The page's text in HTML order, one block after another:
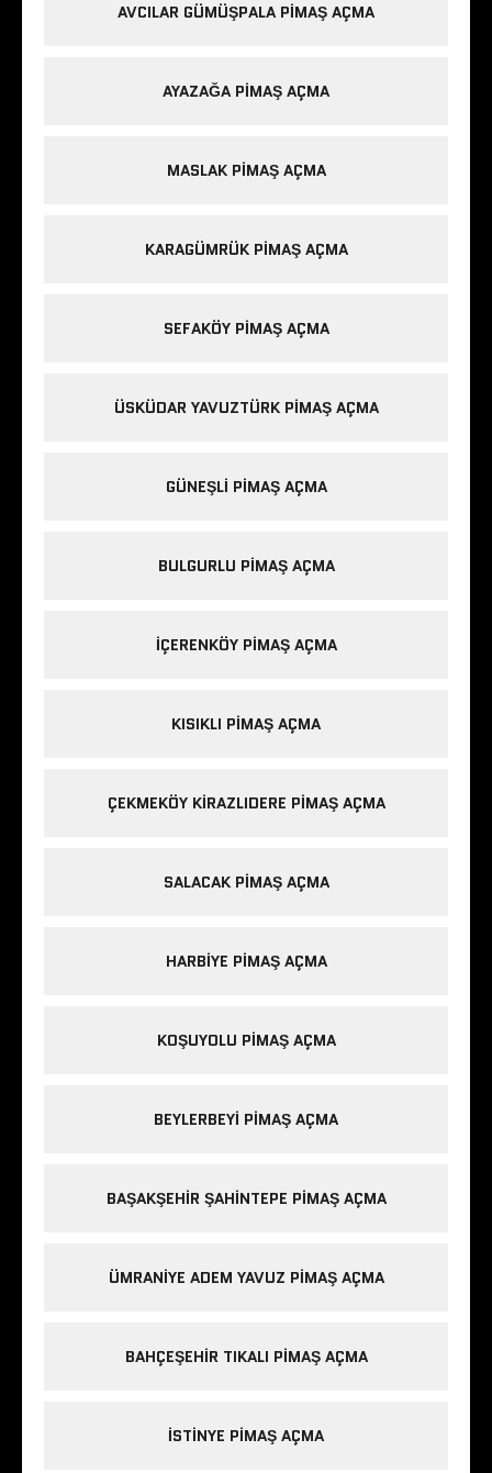
AVCILAR GÜMÜŞPALA PIMAŞ AÇMA
AYAZAĞA PIMAŞ AÇMA
MASLAK PIMAŞ AÇMA
KARAGÜMRÜK PIMAŞ AÇMA
SEFAKÖY PIMAŞ AÇMA
ÜSKÜDAR YAVUZTÜRK PIMAŞ AÇMA
GÜNEŞLI PIMAŞ AÇMA
BULGURLU PIMAŞ AÇMA
IÇERENKÖY PIMAŞ AÇMA
KISIKLI PIMAŞ AÇMA
ÇEKMEKÖY KIRAZLIDERE PIMAŞ AÇMA
SALACAK PIMAŞ AÇMA
HARBIYE PIMAŞ AÇMA
KOŞUYOLU PIMAŞ AÇMA
BEYLERBEYI PIMAŞ AÇMA
BAŞAKŞEHIR ŞAHINTEPE PIMAŞ AÇMA
ÜMRANIYE ADEM YAVUZ PIMAŞ AÇMA
BAHÇEŞEHIR TIKALI PIMAŞ AÇMA
ISTINYE PIMAŞ AÇMA